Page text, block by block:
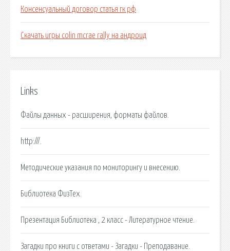
Консенсуальный договор статья гк рф
Скачать игры colin mcrae rally на андроид
Links
Файлы данных - расширения, форматы файлов.
http:///.
Методические указания по мониторингу и внесению.
Библиотека ФизТех.
Презентация Библиотека , 2 класс - Литературное чтение.
Загадки про книги с ответами - Загадки - Преподавание.